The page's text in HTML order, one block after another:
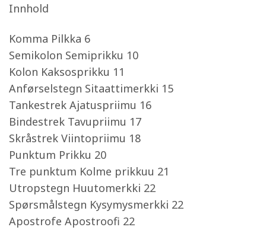
Innhold
Komma Pilkka 6
Semikolon Semiprikku 10
Kolon Kaksosprikku 11
Anførselstegn Sitaattimerkki 15
Tankestrek Ajatuspriimu 16
Bindestrek Tavupriimu 17
Skråstrek Viintopriimu 18
Punktum Prikku 20
Tre punktum Kolme prikkuu 21
Utropstegn Huutomerkki 22
Spørsmålstegn Kysymysmerkki 22
Apostrofe Apostroofi 22